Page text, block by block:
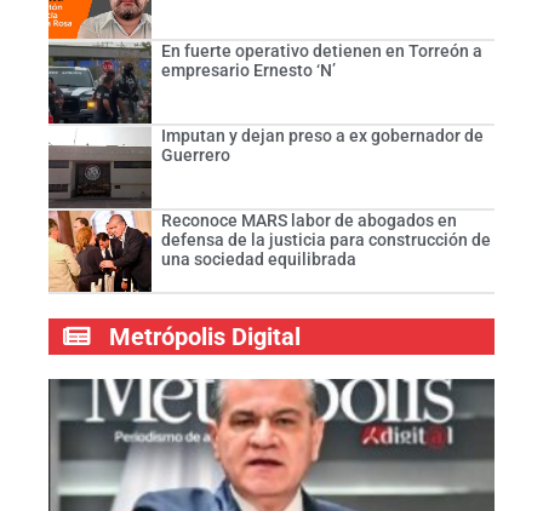
En fuerte operativo detienen en Torreón a
empresario Ernesto ‘N’
Imputan y dejan preso a ex gobernador de
Guerrero
Reconoce MARS labor de abogados en
defensa de la justicia para construcción de
una sociedad equilibrada
Metrópolis Digital